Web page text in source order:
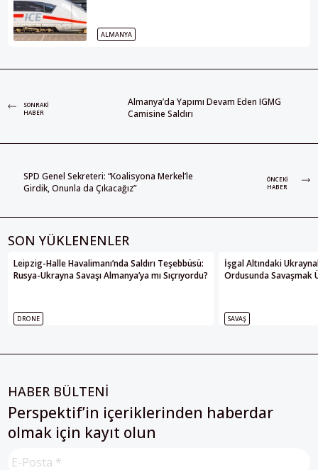
ALMANYA
SONRAKI
HABER
Almanya’da Yapımı Devam Eden IGMG
Camisine Saldırı
SPD Genel Sekreteri: “Koalisyona Merkel’le
Girdik, Onunla da Çıkacağız”
ÖNCEKI
HABER
SON YÜKLENENLER
Leipzig-Halle Havalimanı’nda Saldırı Teşebbüsü:
Rusya-Ukrayna Savaşı Almanya’ya mı Sıçrıyordu?
DRONE
İşgal Altındaki
Ordusunda Savaşmak
SAVAŞ
HABER BÜLTENİ
Perspektif’in içeriklerinden haberdar
olmak için kayıt olun